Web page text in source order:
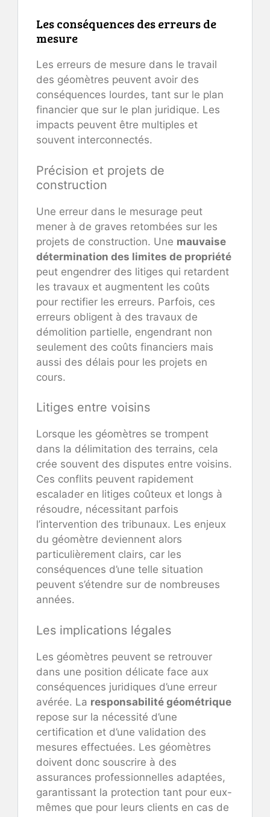
Les conséquences des erreurs de
mesure
Les erreurs de mesure dans le travail
des géomètres peuvent avoir des
conséquences lourdes, tant sur le plan
financier que sur le plan juridique. Les
impacts peuvent être multiples et
souvent interconnectés.
Précision et projets de
construction
Une erreur dans le mesurage peut
mener à de graves retombées sur les
projets de construction. Une mauvaise
détermination des limites de propriété
peut engendrer des litiges qui retardent
les travaux et augmentent les coûts
pour rectifier les erreurs. Parfois, ces
erreurs obligent à des travaux de
démolition partielle, engendrant non
seulement des coûts financiers mais
aussi des délais pour les projets en
cours.
Litiges entre voisins
Lorsque les géomètres se trompent
dans la délimitation des terrains, cela
crée souvent des disputes entre voisins.
Ces conflits peuvent rapidement
escalader en litiges coûteux et longs à
résoudre, nécessitant parfois
l’intervention des tribunaux. Les enjeux
du géomètre deviennent alors
particulièrement clairs, car les
conséquences d’une telle situation
peuvent s’étendre sur de nombreuses
années.
Les implications légales
Les géomètres peuvent se retrouver
dans une position délicate face aux
conséquences juridiques d’une erreur
avérée. La responsabilité géométrique
repose sur la nécessité d’une
certification et d’une validation des
mesures effectuées. Les géomètres
doivent donc souscrire à des
assurances professionnelles adaptées,
garantissant la protection tant pour eux-
mêmes que pour leurs clients en cas de